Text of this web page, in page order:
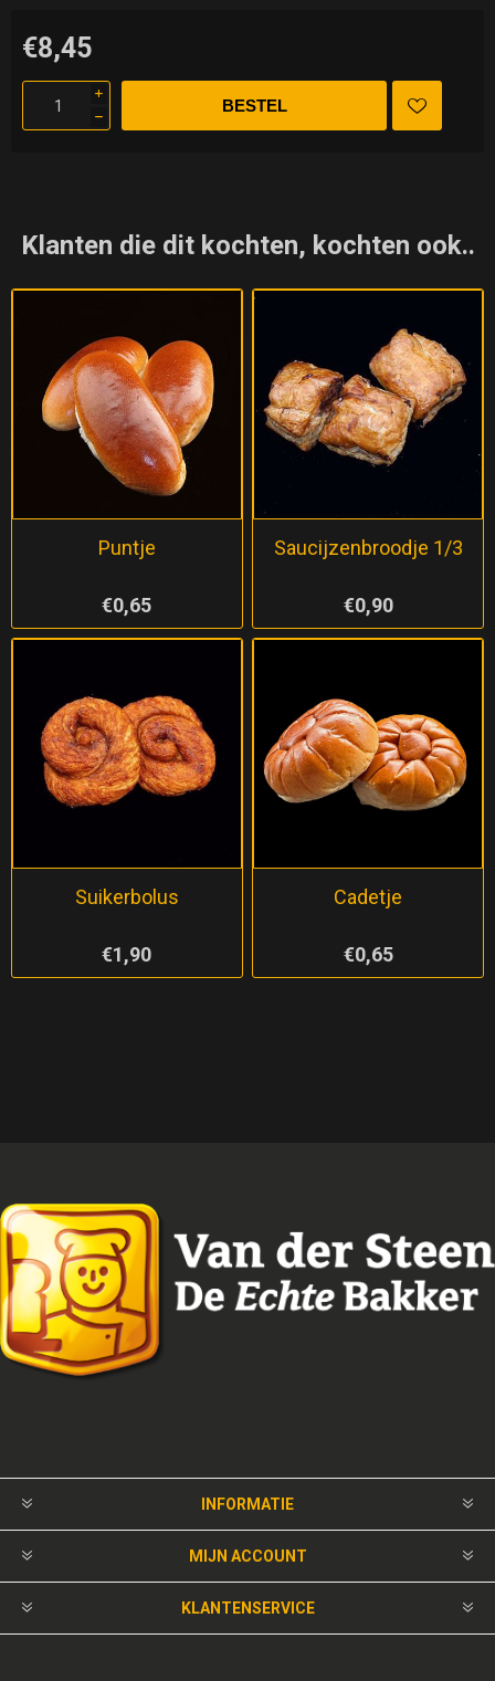
€8,45
i
h
Klanten die dit kochten, kochten ook..
Puntje
€0,65
Saucijzenbroodje 1/3
€0,90
Suikerbolus
€1,90
Cadetje
€0,65
INFORMATIE
MIJN ACCOUNT
KLANTENSERVICE